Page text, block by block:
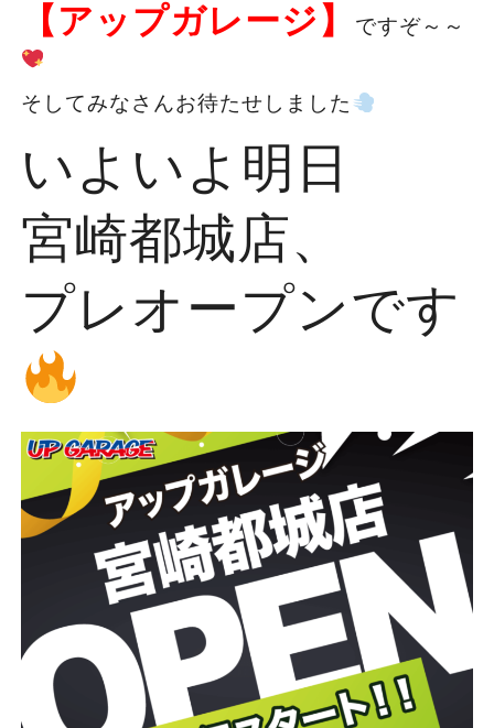
【アップガレージ】 ですぞ～～
そしてみなさんお待たせしました
いよいよ明日
宮崎都城店、
プレオープンです